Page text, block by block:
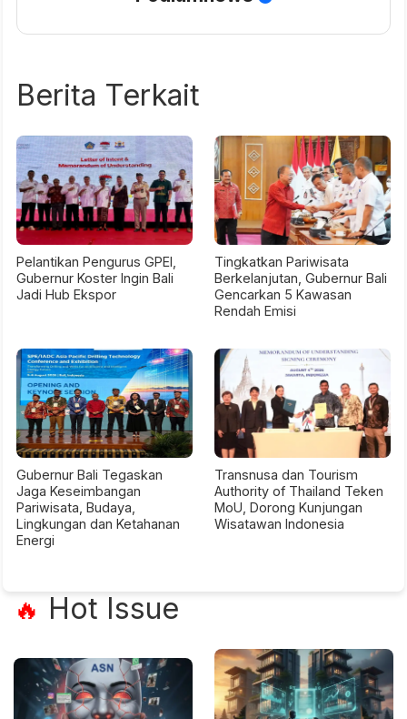
Berita Terkait
Pelantikan Pengurus GPEI,
Gubernur Koster Ingin Bali
Jadi Hub Ekspor
Tingkatkan Pariwisata
Berkelanjutan, Gubernur Bali
Gencarkan 5 Kawasan
Rendah Emisi
Gubernur Bali Tegaskan
Jaga Keseimbangan
Pariwisata, Budaya,
Lingkungan dan Ketahanan
Energi
Transnusa dan Tourism
Authority of Thailand Teken
MoU, Dorong Kunjungan
Wisatawan Indonesia
🔥 Hot Issue